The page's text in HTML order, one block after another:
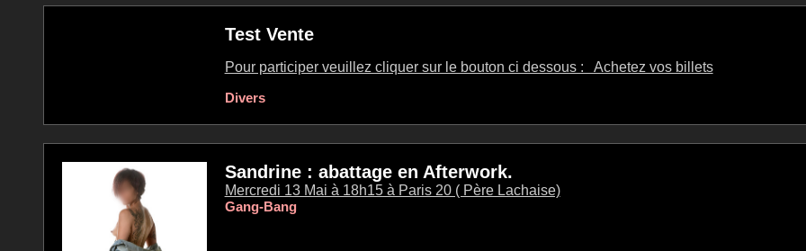
Test Vente
Pour participer veuillez cliquer sur le bouton ci dessous : Achetez vos billets
Divers
Sandrine : abattage en Afterwork.
Mercredi 13 Mai à 18h15 à Paris 20 ( Père Lachaise)
Gang-Bang